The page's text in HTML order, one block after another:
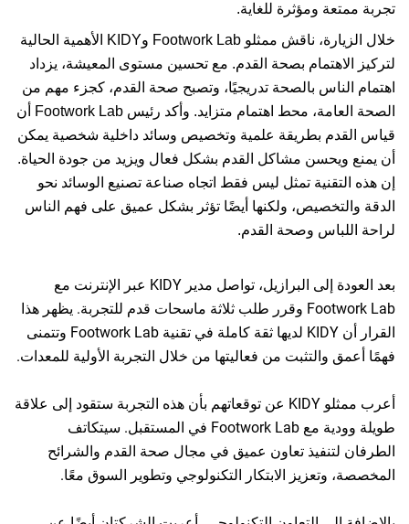
ومؤثرة للغاية.
خلال الزيارة، ناقش ممثلو Footwork Lab وKIDY الأهمية الحالية
بصحة القدم. مع تحسين مستوى المعيشة، يزداد
بالصحة تدريجيًا، وتصبح صحة القدم، كجزء مهم من
الصحة العامة، محط اهتمام متزايد. وأكد رئيس Footwork Lab أن
بطريقة علمية وتخصيص وسائد داخلية شخصية يمكن
مشاكل القدم بشكل فعال ويزيد من جودة الحياة.
تمثل ليس فقط اتجاه صناعة تصنيع الوسائد نحو
ولكنها أيضًا تؤثر بشكل عميق على فهم الناس
وصحة القدم.
بعد العودة إلى البرازيل، تواصل مدير KIDY عبر الإنترنت مع
Footwork Lab وقرر طلب ثلاثة ماسحات قدم للتجربة. يظهر هذا
القرار أن KIDY لديها ثقة كاملة في تقنية Footwork Lab وتتمنى
والتثبت من فعاليتها من خلال التجربة الأولية للمعدات.
أعرب ممثلو KIDY عن توقعاتهم بأن هذه التجربة ستقود إلى علاقة
طويلة وودية مع Footwork Lab في المستقبل. سيتكاتف
تعاون عميق في مجال صحة القدم والشرائح
الابتكار التكنولوجي وتطوير السوق معًا.